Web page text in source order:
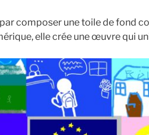
composer une toile de fond
elle crée une œuvre qui